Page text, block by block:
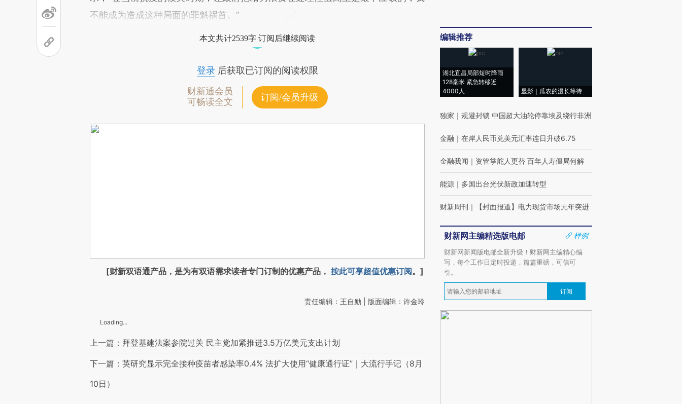
不能成为造成这种局面的罪魁祸首。”
本文共计2539字 订阅后继续阅读
登录后获取已订阅的阅读权限
财新通会员
可畅读全文
订阅/会员升级
[财新双语通产品，是为有双语需求读者专门订制的优惠产品， 按此可享超值优惠订阅。]
责任编辑：王自励 | 版面编辑：许金玲
Loading...
上一篇：拜登基建法案参院过关 民主党加紧推进3.5万亿美元支出计划
下一篇：英研究显示完全接种疫苗者感染率0.4% 法扩大使用“健康通行证”｜大流行手记（8月
10日）
编辑推荐
湖北宜昌局部短时降雨
128毫米 紧急转移近
4000人
显影｜瓜农的漫长等待
独家 ｜ 规避封锁 中国超大油轮停靠埃及绕行非洲
金融 ｜ 在岸人民币兑美元汇率连日升破6.75
金融我闻 ｜ 资管掌舵人更替 百年人寿僵局何解
能源 ｜ 多国出台光伏新政加速转型
财新周刊 ｜ 【封面报道】电力现货市场元年突进
财新网主编精选版电邮
样例
财新网新闻版电邮全新升级！财新网主编精心编
写，每个工作日定时投递，篇篇重磅，可信可
引。
订阅